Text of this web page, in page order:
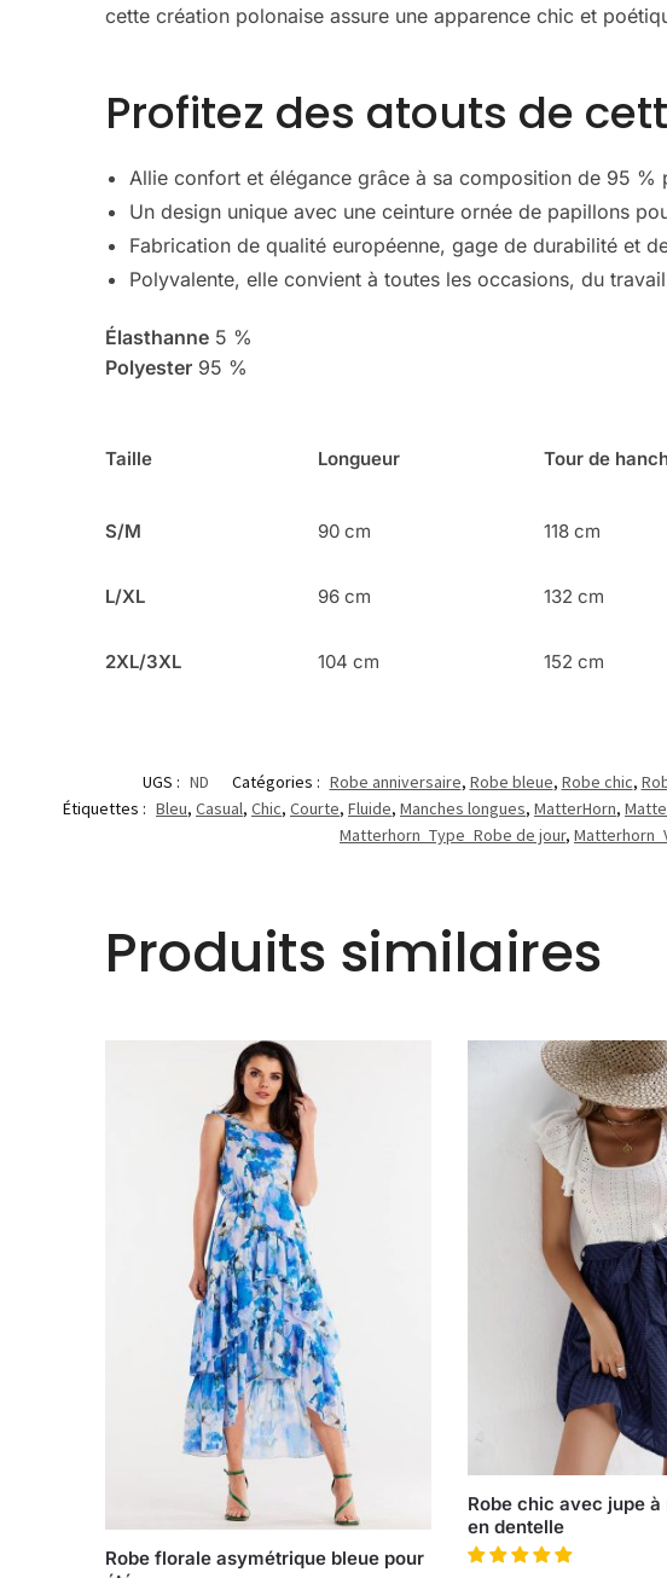
cette création polonaise assure une apparence chic et
Profitez des atouts de
Allie confort et élégance grâce à sa composition de 95 %
Un design unique avec une ceinture ornée de papillons
Fabrication de qualité européenne, gage de durabilité et
Polyvalente, elle convient à toutes les occasions, du
Élasthanne 5 %
Polyester 95 %
Taille Longueur Tour de
S/M 90 cm 118 cm
L/XL 96 cm 132 cm
2XL/3XL 104 cm 152 cm
UGS : ND Catégories : Robe anniversaire, Robe bleue, Robe chic,
Étiquettes : Bleu, Casual, Chic, Courte, Fluide, Manches longues, MatterHorn,
Matterhorn_Type_Robe de jour,
Produits similaires
Robe florale asymétrique bleue pour
Robe chic avec jupe
en dentelle